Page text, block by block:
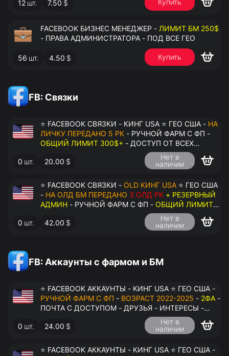
12 шт. 7.50 $ Купить
FACEBOOK БИЗНЕС МЕНЕДЖЕР - ЛИМИТ БМ 250$
- ПРАВА АДМИНИСТРАТОРА - ПОД ВСЕ ГЕО
56 шт. 4.50 $ Купить
FB: Связки
⭐ FACEBOOK СВЯЗКИ - КИНГ USA ⭐ ГЕО США - НА
ЛИЧКУ ПЕРЕДАНО 5 РК - РУЧНОЙ ФАРМ С ФП -
ОБЩИЙ ЛИМИТ 300$+ - ДОСТУП ОТ ВСЕХ
АККАУНТОВ - ПЕРЕДАЧА В АНТИДЕТЕКТ
0 шт. 20.00 $
Нет в
наличии
⭐ FACEBOOK СВЯЗКИ - OLD КИНГ USA ⭐ ГЕО США
- НА ОЛД БМ ПЕРЕДАНО 3 ОЛД РК + РЕЗЕРВНЫЙ
АДМИН - РУЧНОЙ ФАРМ С ФП - ОБЩИЙ ЛИМИТ
- ДОСТУП ОТ ВСЕХ АККАУНТОВ -
ПЕРЕДАЧА В АНТИДЕТЕКТ
0 шт. 42.00 $
Нет в
наличии
FB: Аккаунты с фармом и БМ
⭐ FACEBOOK АККАУНТЫ - КИНГ USA ⭐ ГЕО США -
РУЧНОЙ ФАРМ С ФП - ВОЗРАСТ 2022-2025 - 2ФА -
ПОЧТА С ДОСТУПОМ - ДРУЗЬЯ - ИНТЕРЕСЫ -
ЛАЙКИ - КОММЕНТАРИИ - ПЕРЕДАЧА В
АНТИДЕТЕКТ
0 шт. 24.00 $
Нет в
наличии
⭐ FACEBOOK АККАУНТЫ - КИНГ USA ⭐ ГЕО США -